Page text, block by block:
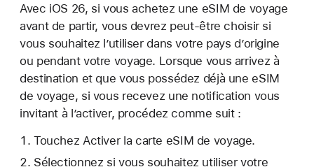
Avec iOS 26, si vous achetez une eSIM de voyage
avant de partir, vous devrez peut-être choisir si
vous souhaitez l’utiliser dans votre pays d’origine
ou pendant votre voyage. Lorsque vous arrivez à
destination et que vous possédez déjà une eSIM
de voyage, si vous recevez une notification vous
invitant à l’activer, procédez comme suit :
Touchez Activer la carte eSIM de voyage.
Sélectionnez si vous souhaitez utiliser votre